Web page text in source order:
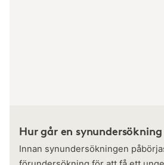
Hur går en
Innan synundersökningen